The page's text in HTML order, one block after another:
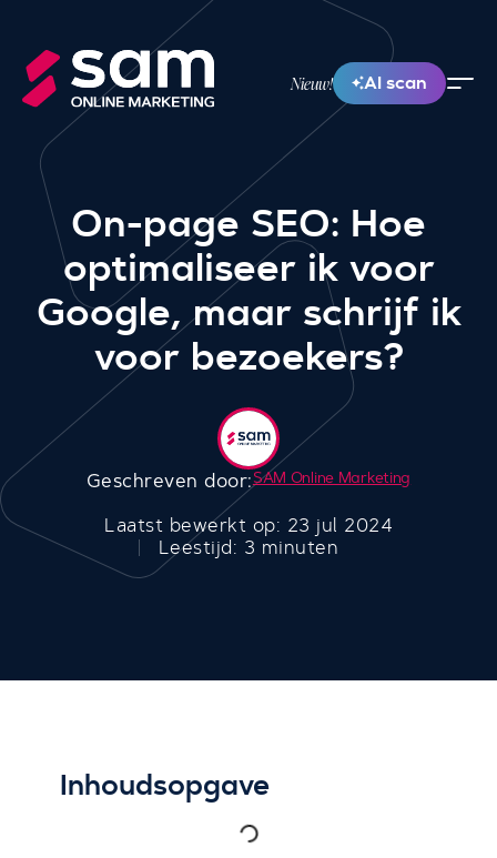
Nieuw! AI scan
On-page SEO: Hoe
optimaliseer ik voor
Google, maar schrijf ik
voor bezoekers?
SAM Online Marketing
Geschreven door:
Laatst bewerkt op: 23 jul 2024
Leestijd: 3 minuten
Inhoudsopgave